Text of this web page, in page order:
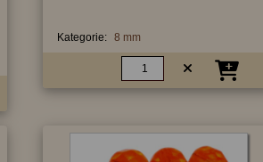
Kategorie: 8 mm